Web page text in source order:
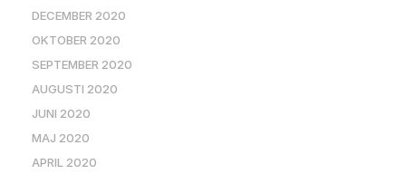
DECEMBER 2020
OKTOBER 2020
SEPTEMBER 2020
AUGUSTI 2020
JUNI 2020
MAJ 2020
APRIL 2020